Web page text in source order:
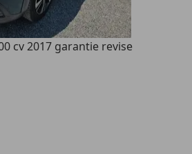
cv 2017 garantie revise